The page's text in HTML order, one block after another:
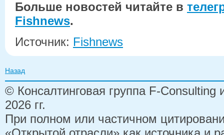
Больше новостей читайте в
Fishnews.
Источник: Fishnews
Назад
© Консалтинговая группа F-
2026 гг.
При полном или частичном